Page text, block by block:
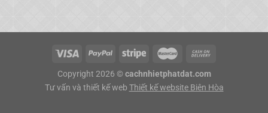
Copyright 2026 © cachnhietphatdat.com
Tư vấn và thiết kế web Thiết kế website Biên Hòa